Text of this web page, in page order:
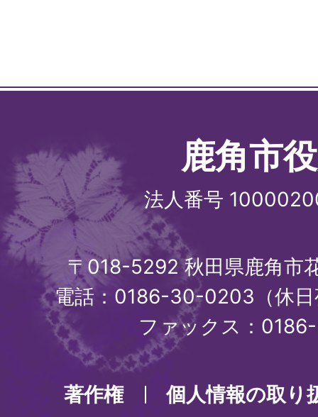
鹿角市
法人番号
〒018-5292 秋田県鹿角市
電話：0186-30-0203（休
ファックス：
著作権 個人情報の取り